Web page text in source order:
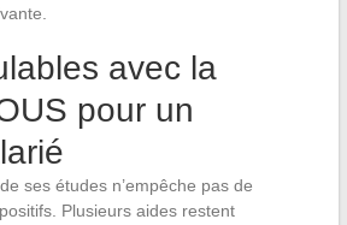
avec la
pour un
ses études n’empêche pas de
Plusieurs aides restent